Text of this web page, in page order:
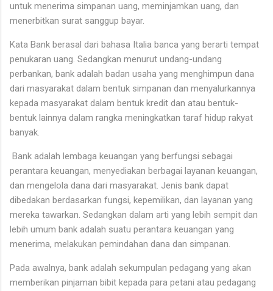
untuk menerima simpanan uang, meminjamkan uang, dan
menerbitkan surat sanggup bayar.
Kata Bank berasal dari bahasa Italia banca yang berarti tempat
penukaran uang. Sedangkan menurut undang-undang
perbankan, bank adalah badan usaha yang menghimpun dana
dari masyarakat dalam bentuk simpanan dan menyalurkannya
kepada masyarakat dalam bentuk kredit dan atau bentuk-
bentuk lainnya dalam rangka meningkatkan taraf hidup rakyat
banyak.
Bank adalah lembaga keuangan yang berfungsi sebagai
perantara keuangan, menyediakan berbagai layanan keuangan,
dan mengelola dana dari masyarakat. Jenis bank dapat
dibedakan berdasarkan fungsi, kepemilikan, dan layanan yang
mereka tawarkan. Sedangkan dalam arti yang lebih sempit dan
lebih umum bank adalah suatu perantara keuangan yang
menerima, melakukan pemindahan dana dan simpanan.
Pada awalnya, bank adalah sekumpulan pedagang yang akan
memberikan pinjaman bibit kepada para petani atau pedagang